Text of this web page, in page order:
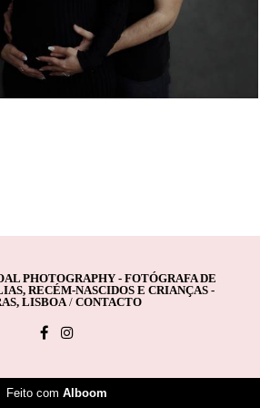
PHOTOGRAPHY - FOTÓGRAFA DE
RECÉM-NASCIDOS E CRIANÇAS -
LISBOA/ CONTACTO
Feito com Alboom